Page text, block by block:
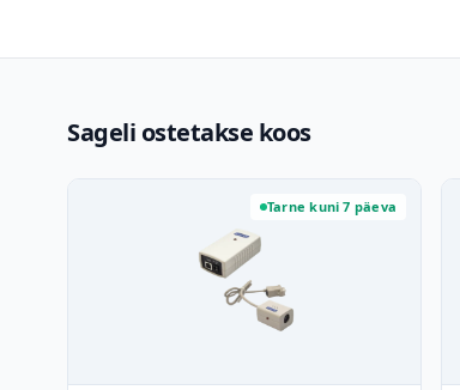
Sageli ostetakse koos
Tarne kuni 7 päeva